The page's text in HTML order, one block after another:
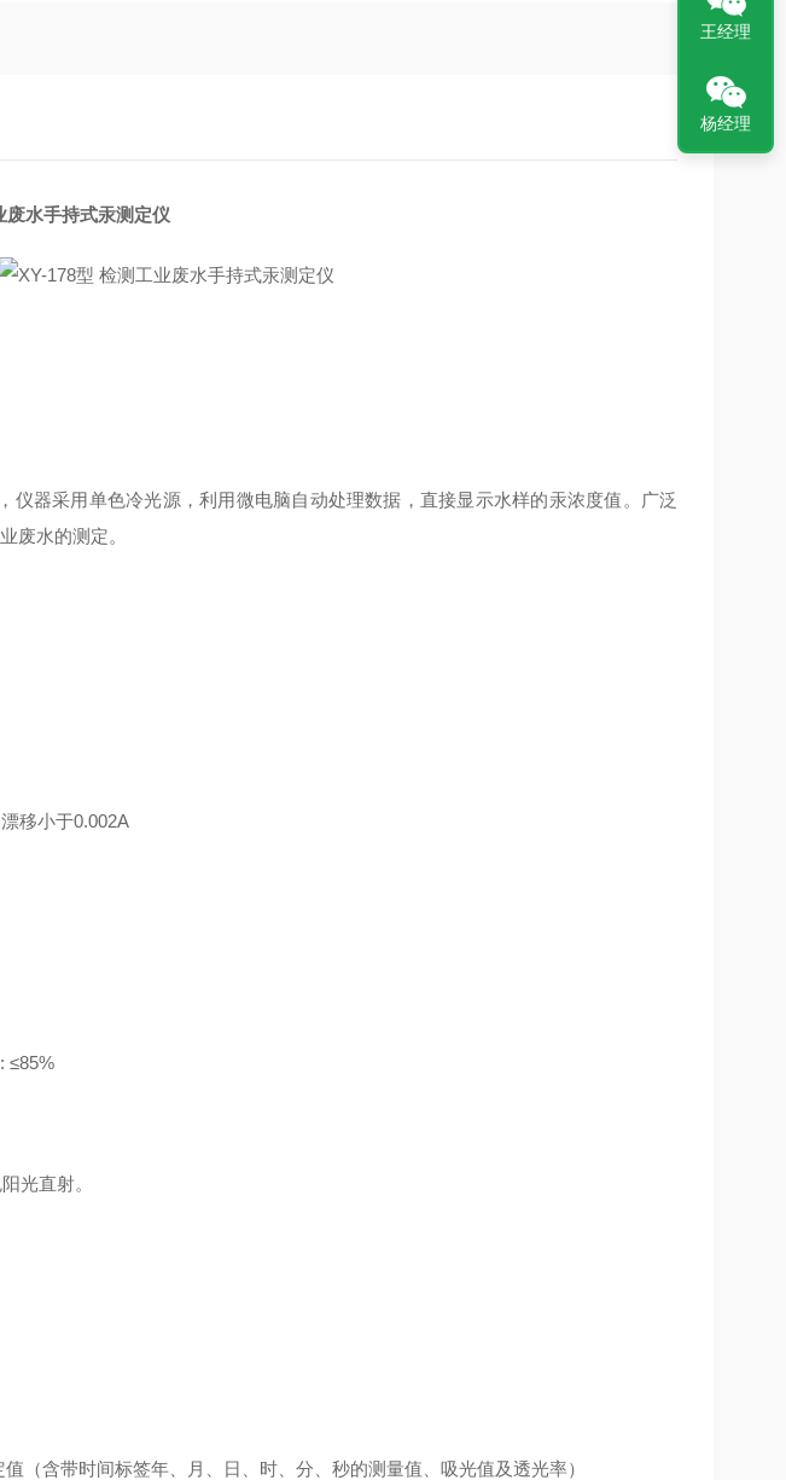
废水手持式汞测定仪
， 仪器采用单色冷光源，利用微电脑自动处理数据，直接显示水样的汞浓度值。广泛
废水的测定。
移小于0.002A
: ≤85%
光直射。
值（含带时间标签年、月、日、时、分、秒的测量值、吸光值及透光率）
王经理
杨经理